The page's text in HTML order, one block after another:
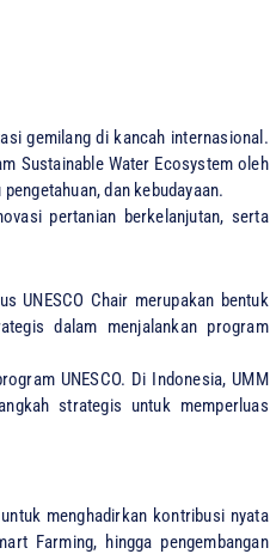
gemilang di kancah internasional.
Sustainable Water Ecosystem oleh
dan kebudayaan.
pertanian berkelanjutan, serta
UNESCO Chair merupakan bentuk
dalam menjalankan program
UNESCO. Di Indonesia, UMM
strategis untuk memperluas
menghadirkan kontribusi nyata
Farming, hingga pengembangan